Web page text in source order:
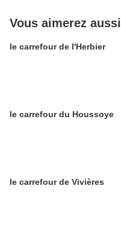
Vous aimerez aussi
le carrefour de l'Herbier
le carrefour du Houssoye
le carrefour de Vivières